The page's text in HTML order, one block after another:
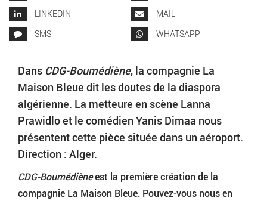
LINKEDIN
MAIL
SMS
WHATSAPP
Dans CDG-Boumédiène, la compagnie La
Maison Bleue dit les doutes de la diaspora
algérienne. La metteure en scène Lanna
Prawidlo et le comédien Yanis Dimaa nous
présentent cette pièce située dans un aéroport.
Direction : Alger.
CDG-Boumédièneest la première création de la
compagnie La Maison Bleue. Pouvez-vous nous en